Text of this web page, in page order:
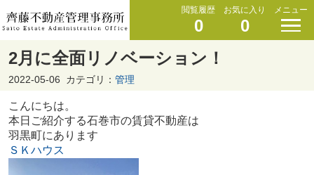
閲覧履歴
0
お気に入り
0
メニュー
2月に全面リノベーション！
2022-05-06 カテゴリ： 管理
こんにちは。
本日ご紹介する石巻市の賃貸不動産は
羽黒町にあります
ＳＫハウス